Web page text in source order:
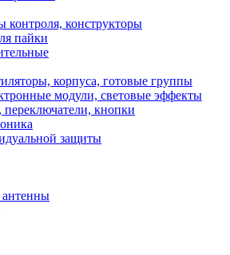
контроля, конструкторы
пайки
корпуса, готовые группы
модули, световые эффекты
кнопки
защиты